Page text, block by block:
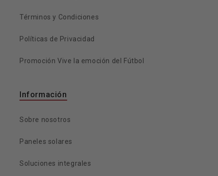
Términos y Condiciones
Políticas de Privacidad
Promoción Vive la emoción del Fútbol
Información
Sobre nosotros
Paneles solares
Soluciones integrales